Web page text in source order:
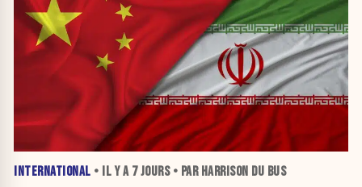
INTERNATIONAL • IL Y A 7 JOURS• PAR HARRISON DU BUS